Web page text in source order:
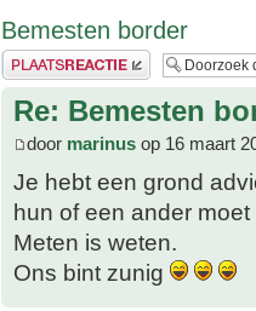
Bemesten border
Plaats een reactie
Re: Bemesten
door marinus op 16 maart
Je hebt een grond
hun of een ander
Meten is weten.
Ons bint zunig